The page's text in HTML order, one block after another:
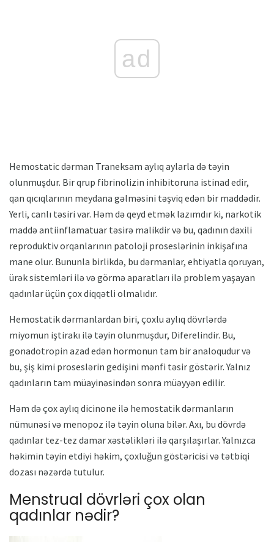
ad
Hemostatic dərman Traneksam aylıq aylarla də təyin
olunmuşdur. Bir qrup fibrinolizin inhibitoruna istinad edir,
qan qıcıqlarının meydana gəlməsini təşviq edən bir maddədir.
Yerli, canlı təsiri var. Həm də qeyd etmək lazımdır ki, narkotik
maddə antiinflamatuar təsirə malikdir və bu, qadının daxili
reproduktiv orqanlarının patoloji proseslərinin inkişafına
mane olur. Bununla birlikdə, bu dərmanlar, ehtiyatla qoruyan,
ürək sistemləri ilə və görmə aparatları ilə problem yaşayan
qadınlar üçün çox diqqətli olmalıdır.
Hemostatik dərmanlardan biri, çoxlu aylıq dövrlərdə
miyomun iştirakı ilə təyin olunmuşdur, Diferelindir. Bu,
gonadotropin azad edən hormonun tam bir analoqudur və
bu, şiş kimi proseslərin gedişini mənfi təsir göstərir. Yalnız
qadınların tam müayinəsindən sonra müəyyən edilir.
Həm də çox aylıq dicinone ilə hemostatik dərmanların
nümunəsi və menopoz ilə təyin oluna bilər. Axı, bu dövrdə
qadınlar tez-tez damar xəstəlikləri ilə qarşılaşırlar. Yalnızca
həkimin təyin etdiyi həkim, çoxluğun göstəricisi və tətbiqi
dozası nəzərdə tutulur.
Menstrual dövrləri çox olan
qadınlar nədir?